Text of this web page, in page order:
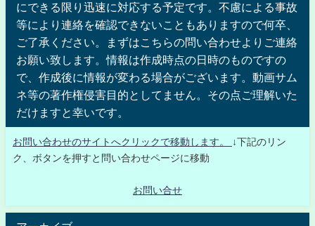
にできる限り迅速に対応する予定です。不慮による事故
等により連絡を確認できないこともありますので何卒、
ご了承ください。まずはこちらの問い合わせよりご連絡
お願い致します。情報は作成時点の日時のものですの
で、作成後に情報が変わる場合がございます。動画サム
ネ等の著作権侵害目的としてません。その点ご理解いた
だけますと幸いです。
お問い合わせのサイトへクリックで移動します。
↓下記のリン
ク、ボタンを押すと問い合わせページに移動
お問い合せ